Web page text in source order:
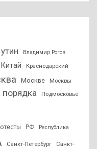
Владимир Рогов
Китай Краснодарский
Москве Москвы
порядка Подмосковье
РФ Республика
Санкт-Петербург
Санкт-